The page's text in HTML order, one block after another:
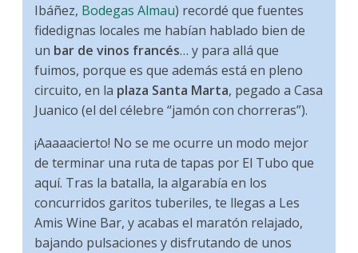
Ibáñez, Bodegas Almau) recordé que fuentes
fidedignas locales me habían hablado bien de
un bar de vinos francés… y para allá que
fuimos, porque es que además está en pleno
circuito, en la plaza Santa Marta, pegado a Casa
Juanico (el del célebre “jamón con chorreras”).
¡Aaaaacierto! No se me ocurre un modo mejor
de terminar una ruta de tapas por El Tubo que
aquí. Tras la batalla, la algarabía en los
concurridos garitos tuberiles, te llegas a Les
Amis Wine Bar, y acabas el maratón relajado,
bajando pulsaciones y disfrutando de unos